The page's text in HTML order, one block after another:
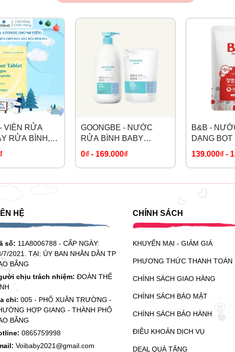
VIÊN RỬA
RỬA BÌNH,
GOONGBE - NƯỚC
RỬA BÌNH BABY
BOTTLE & DISH
0₫ - 169.000₫
B&B -
DẠNG BỌT
139.000₫ -
HỆ
số: 11A8006788 - CẤP NGÀY:
7/2021. TẠI: ỦY BAN NHÂN DÂN TP
BẰNG
chịu trách nhiệm: ĐOÀN THẾ
chỉ: 005 - PHỐ XUÂN TRƯỜNG -
HỢP GIANG - THÀNH PHỐ
BẰNG
0865759998
Voibaby2021@gmail.com
CHÍNH SÁCH
KHUYẾN MẠI - GIẢM GIÁ
PHƯƠNG THỨC THANH TOÁN
CHÍNH SÁCH GIAO HÀNG
CHÍNH SÁCH BẢO MẬT
CHÍNH SÁCH BẢO HÀNH
ĐIỀU KHOẢN DỊCH VỤ
DEAL QUÀ TẶNG